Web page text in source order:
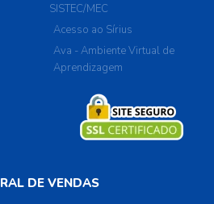
SISTEC/MEC
Acesso ao Sírius
Ava - Ambiente Virtual de
Aprendizagem
DE VENDAS